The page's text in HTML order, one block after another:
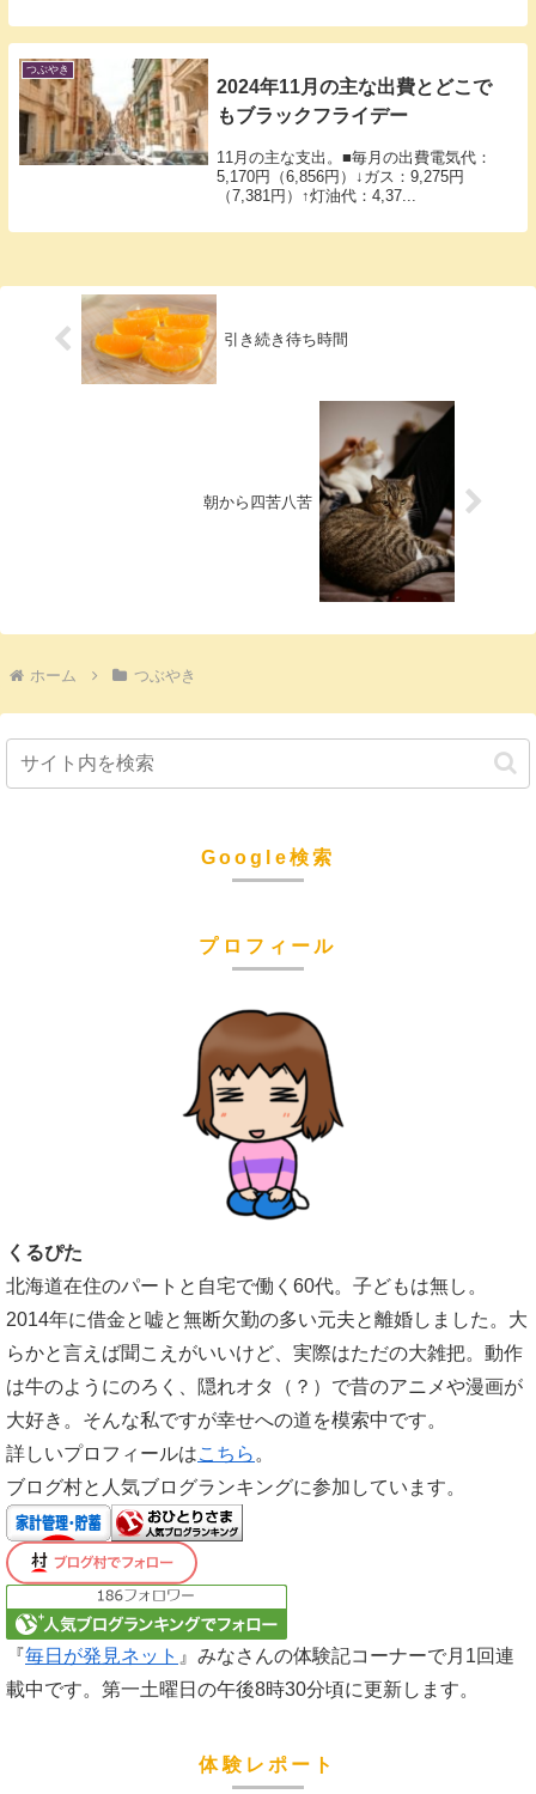
つぶやき
2024年11月の主な出費とどこで
もブラックフライデー
11月の主な支出。■毎月の出費電気代：
5,170円（6,856円）↓ガス：9,275円
（7,381円）↑灯油代：4,37...
引き続き待ち時間
朝から四苦八苦
ホーム つぶやき
Google検索
プロフィール
くるぴた
北海道在住のパートと自宅で働く60代。子どもは無し。
2014年に借金と嘘と無断欠勤の多い元夫と離婚しました。大
らかと言えば聞こえがいいけど、実際はただの大雑把。動作
は牛のようにのろく、隠れオタ（？）で昔のアニメや漫画が
大好き。そんな私ですが幸せへの道を模索中です。
詳しいプロフィールはこちら 。
ブログ村と人気ブログランキングに参加しています。
『毎日が発見ネット 』みなさんの体験記コーナーで月1回連
載中です。第一土曜日の午後8時30分頃に更新します。
体験レポート